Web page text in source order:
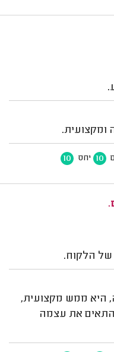
10 יחס 10
של הלקוח.
היא ממש מקצועית,
את עצמה